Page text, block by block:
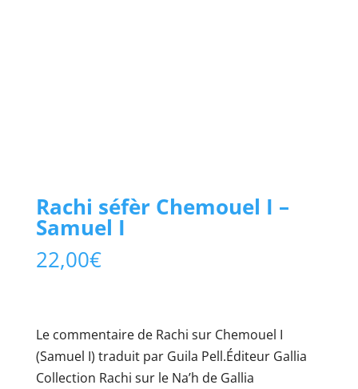
Rachi séfèr Chemouel I –
Samuel I
22,00€
Le commentaire de Rachi sur Chemouel I
(Samuel I) traduit par Guila Pell.Éditeur Gallia
Collection Rachi sur le Na’h de Gallia